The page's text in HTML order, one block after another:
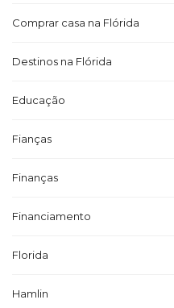
Comprar casa na Flórida
Destinos na Flórida
Educação
Fianças
Finanças
Financiamento
Florida
Hamlin